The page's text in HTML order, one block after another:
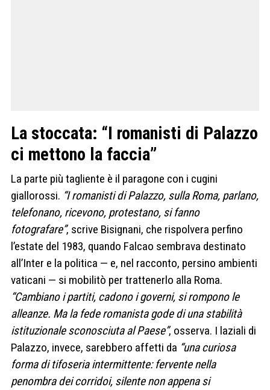
La stoccata: “I romanisti di Palazzo
ci mettono la faccia”
La parte più tagliente è il paragone con i cugini
giallorossi. “I romanisti di Palazzo, sulla Roma, parlano,
telefonano, ricevono, protestano, si fanno
fotografare”, scrive Bisignani, che rispolvera perfino
l’estate del 1983, quando Falcao sembrava destinato
all’Inter e la politica — e, nel racconto, persino ambienti
vaticani — si mobilitò per trattenerlo alla Roma.
“Cambiano i partiti, cadono i governi, si rompono le
alleanze. Ma la fede romanista gode di una stabilità
istituzionale sconosciuta al Paese”, osserva. I laziali di
Palazzo, invece, sarebbero affetti da “una curiosa
forma di tifoseria intermittente: fervente nella
penombra dei corridoi, silente non appena si